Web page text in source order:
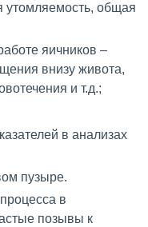
утомляемость, общая
яичников –
внизу живота,
и т.д.;
в анализах
пузыре.
в
позывы к